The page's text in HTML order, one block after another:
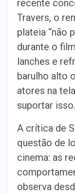
recente
Travers, o
plateia “não
durante o
lanches e
barulho alto
atores na
suportar isso.
A crítica de
questão de
cinema: as
observa